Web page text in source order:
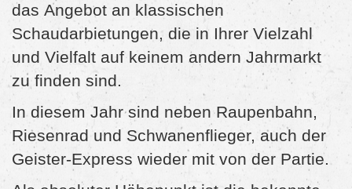
das Angebot an klassischen
Schaudarbietungen, die in Ihrer Vielzahl
und Vielfalt auf keinem andern Jahrmarkt
zu finden sind.
In diesem Jahr sind neben Raupenbahn,
Riesenrad und Schwanenflieger, auch der
Geister-Express wieder mit von der Partie.